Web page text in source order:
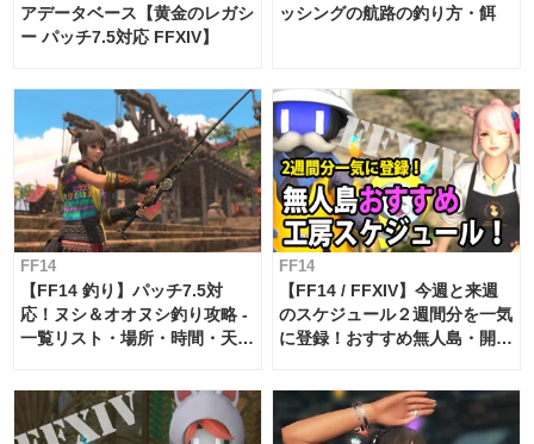
アデータベース【黄金のレガシ
ー パッチ7.5対応 FFXIV】
ッシングの航路の釣り方・餌
FF14
【FF14 釣り】パッチ7.5対
応！ヌシ＆オオヌシ釣り攻略 -
一覧リスト・場所・時間・天
FF14
【FF14 / FFXIV】今週と来週
のスケジュール２週間分を一気
に登録！おすすめ無人島・開拓